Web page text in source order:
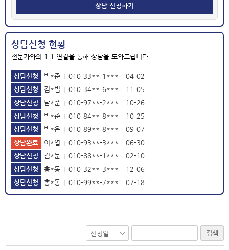
상담 신청하기
상담신청 현황
전문가와의 1:1 연결을 통해 상담을 도와드립니다.
상담신청 박*준 010-33**-1***
04-02
상담신청
김*범 010-34**-6***
11-05
상담신청
남*준 010-97**-2***
10-26
상담신청
박*준 010-84**-8***
10-25
상담신청
박*은 010-89**-8***
09-07
상담완료
이*엽 010-93**-3***
06-30
상담신청
김*문 010-88**-1***
02-10
상담신청
홍*동 010-32**-3***
12-06
상담신청
홍*동 010-99**-7***
07-18
상담신청
김*석 | 010-12**-0*** | 04-27
검색